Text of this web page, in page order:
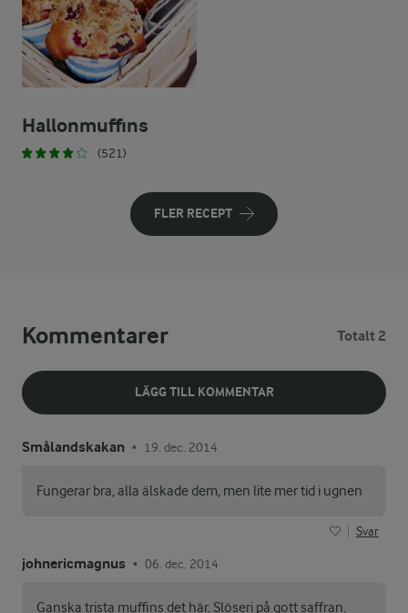
Hallonmuffins
(521)
FLER RECEPT
Kommentarer Totalt 2
LÄGG TILL KOMMENTAR
Smålandskakan • 19. dec. 2014
Fungerar bra, alla älskade dem, men lite mer tid i ugnen
Svar
johnericmagnus • 06. dec. 2014
Ganska trista muffins det här. Slöseri på gott saffran.